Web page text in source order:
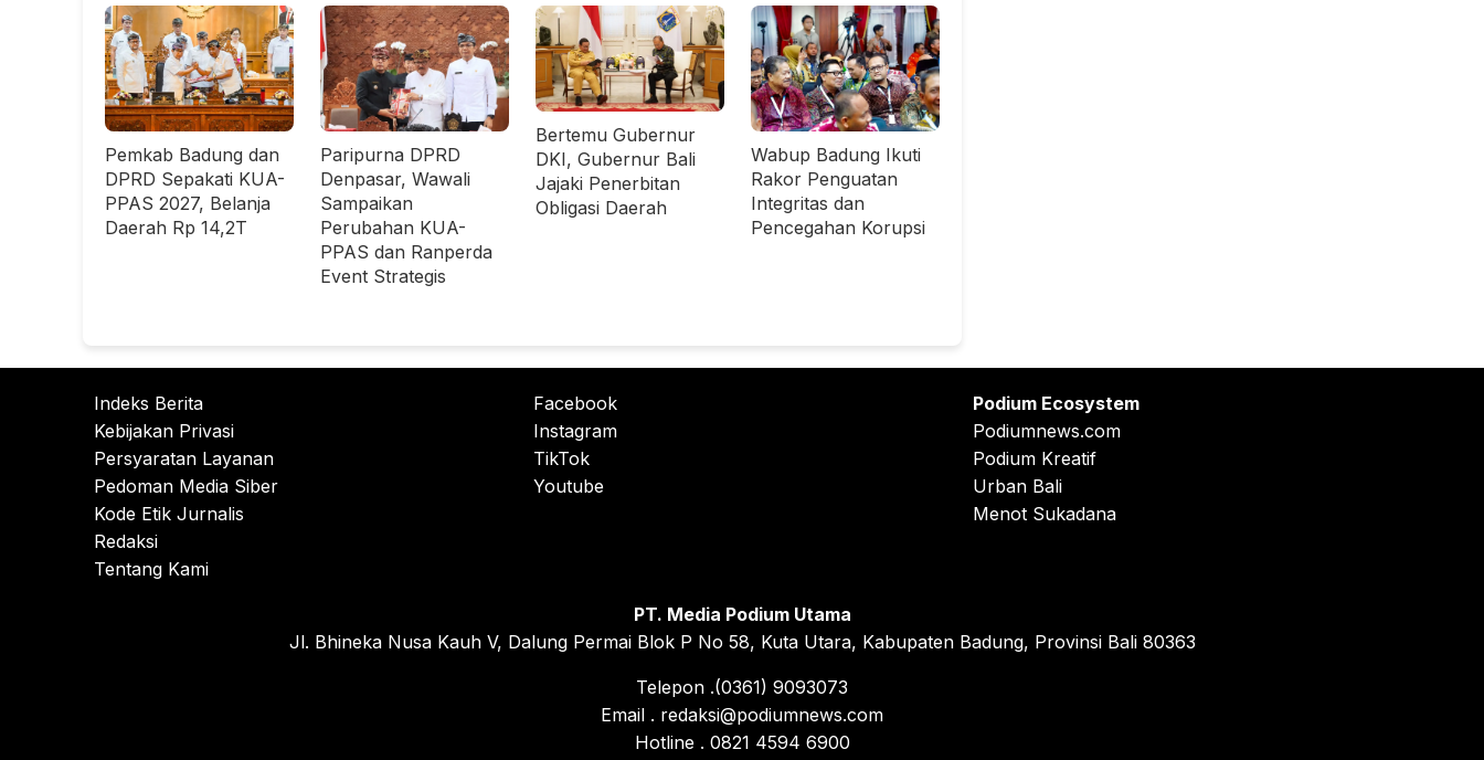
Pemkab Badung dan
DPRD Sepakati KUA-
PPAS 2027, Belanja
Daerah Rp 14,2T
Paripurna DPRD
Denpasar, Wawali
Sampaikan
Perubahan KUA-
PPAS dan Ranperda
Event Strategis
Bertemu Gubernur
DKI, Gubernur Bali
Jajaki Penerbitan
Obligasi Daerah
Wabup Badung Ikuti
Rakor Penguatan
Integritas dan
Pencegahan Korupsi
Indeks Berita
Kebijakan Privasi
Persyaratan Layanan
Pedoman Media Siber
Kode Etik Jurnalis
Redaksi
Tentang Kami
Facebook
Instagram
TikTok
Youtube
Podium Ecosystem
Podiumnews.com
Podium Kreatif
Urban Bali
Menot Sukadana
PT. Media Podium Utama
Jl. Bhineka Nusa Kauh V, Dalung Permai Blok P No 58, Kuta Utara, Kabupaten Badung, Provinsi Bali 80363
Telepon .(0361) 9093073
Email . redaksi@podiumnews.com
Hotline . 0821 4594 6900